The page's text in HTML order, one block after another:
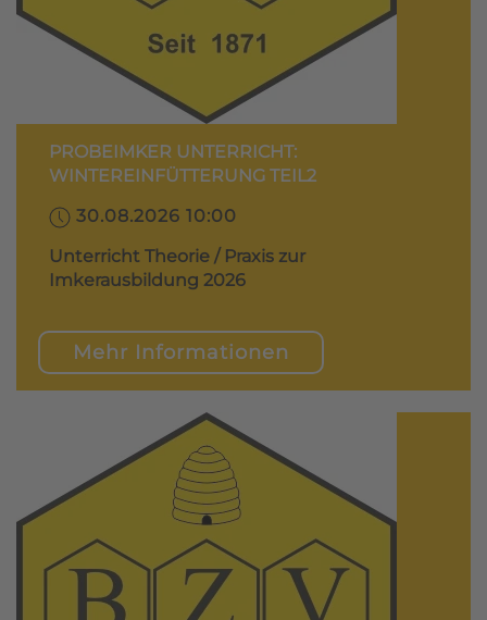
PROBEIMKER UNTERRICHT:
WINTEREINFÜTTERUNG TEIL2
30.08.2026 10:00
Unterricht Theorie / Praxis zur
Imkerausbildung 2026
Mehr Informationen